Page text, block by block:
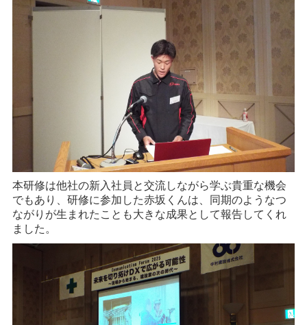
本研修は他社の新入社員と交流しながら学ぶ貴重な機会
でもあり、研修に参加した赤坂くんは、同期のようなつ
ながりが生まれたことも大きな成果として報告してくれ
ました。